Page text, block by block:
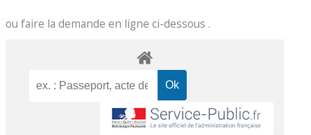
ou faire la demande en ligne ci-dessous .